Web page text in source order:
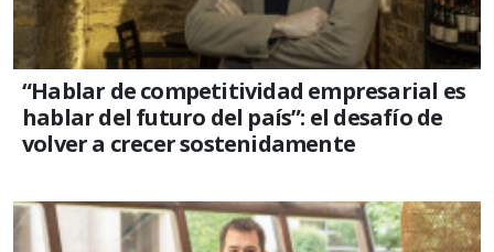
“Hablar de competitividad empresarial es
hablar del futuro del país”: el desafío de
volver a crecer sostenidamente